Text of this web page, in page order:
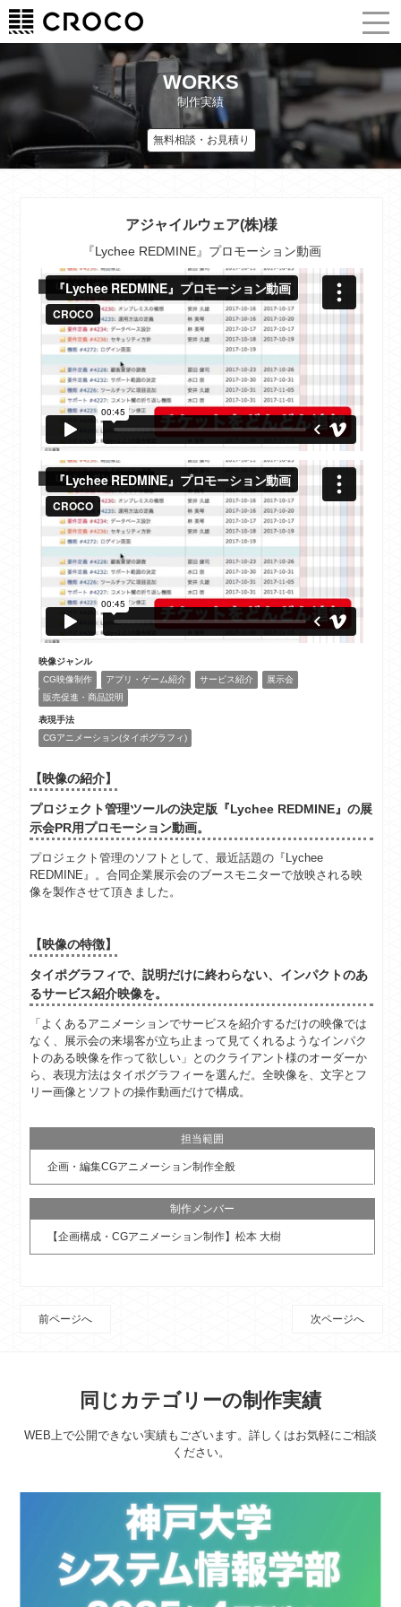
WORKS
制作実績
無料相談・お見積り
アジャイルウェア(株)様
『Lychee REDMINE』プロモーション動画
映像ジャンル
CG映像制作
アプリ・ゲーム紹介 サービス紹介
展示会
販売促進・商品説明
表現手法
CGアニメーション(タイポグラフィ)
【映像の紹介】
プロジェクト管理ツールの決定版『Lychee REDMINE』の展
示会PR用プロモーション動画。
プロジェクト管理のソフトとして、最近話題の『Lychee
REDMINE』。合同企業展示会のブースモニターで放映される映
像を製作させて頂きました。
【映像の特徴】
タイポグラフィで、説明だけに終わらない、インパクトのあ
るサービス紹介映像を。
「よくあるアニメーションでサービスを紹介するだけの映像では
なく、展示会の来場客が立ち止まって見てくれるようなインパク
トのある映像を作って欲しい」とのクライアント様のオーダーか
ら、表現方法はタイポグラフィーを選んだ。全映像を、文字とフ
リー画像とソフトの操作動画だけで構成。
担当範囲
企画・編集CGアニメーション制作全般
制作メンバー
【企画構成・CGアニメーション制作】松本 大樹
前ページへ 次ページへ
同じカテゴリーの制作実績
WEB上で公開できない実績もございます。詳しくはお気軽にご相談
ください。